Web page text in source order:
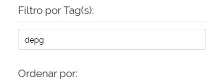
Filtro por Tag(s):
Ordenar por: